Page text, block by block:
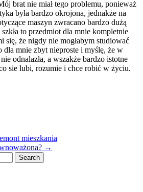
brat nie miał tego problemu, ponieważ
była bardzo okrojona, jednakże na
maszyn zwracano bardzo dużą
szkła to przedmiot dla mnie kompletnie
się, że nigdy nie mogłabym studiować
dla mnie zbyt nieproste i myślę, że w
odnalazła, a wszakże bardzo istotne
sie lubi, rozumie i chce robić w życiu.
mieszkania
→